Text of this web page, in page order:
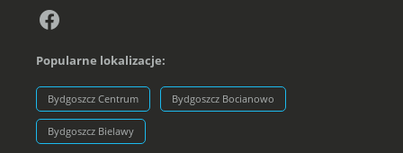
Popularne lokalizacje:
Bydgoszcz Centrum Bydgoszcz Bocianowo
Bydgoszcz Bielawy